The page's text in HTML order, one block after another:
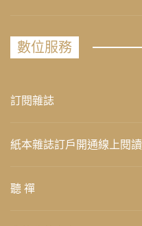
數位服務
訂閱雜誌
紙本雜誌訂戶開通線上閱讀
聽 禪